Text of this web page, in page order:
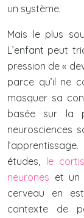
un système.
Mais le plus
L’enfant peut
pression de «
parce qu’il ne
masquer sa
basée sur la
neurosciences
études, le
neurones et un
cerveau en
contexte de